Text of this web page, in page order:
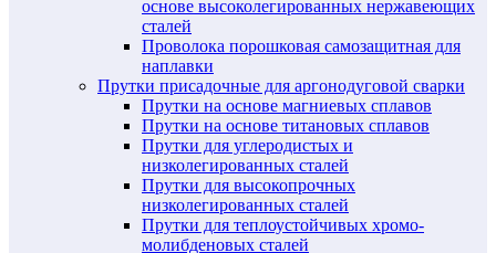
основе высоколегированных нержавеющих
сталей
Проволока порошковая самозащитная для
наплавки
Прутки присадочные для аргонодуговой сварки
Прутки на основе магниевых сплавов
Прутки на основе титановых сплавов
Прутки для углеродистых и
низколегированных сталей
Прутки для высокопрочных
низколегированных сталей
Прутки для теплоустойчивых хромо-
молибденовых сталей